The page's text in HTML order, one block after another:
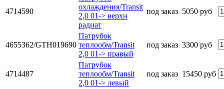
4714590
охлаждения/Transit
2,0 01-> верхн
радиат
под заказ 5050 руб
4655362/GTH019690
Патрубок
теплообм/Transit
2,0 01-> правый
под заказ 3300 руб
4714487
Патрубок
теплообм/Transit
2,0 01-> левый
под заказ 15450 руб